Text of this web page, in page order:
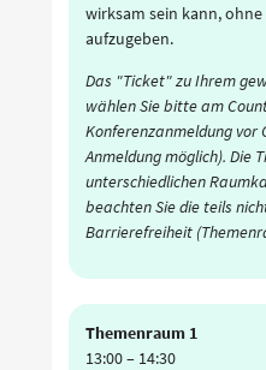
wirksam sein kann,
aufzugeben.
Das "Ticket" zu Ihrem
wählen Sie bitte am
Konferenzanmeldung vor
Anmeldung möglich). Die
unterschiedlichen
beachten Sie die teils
Barrierefreiheit
Themenraum 1
13:00– 14:30